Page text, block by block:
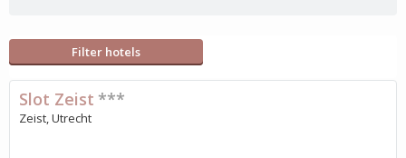
Filter hotels
Slot Zeist ***
Zeist, Utrecht